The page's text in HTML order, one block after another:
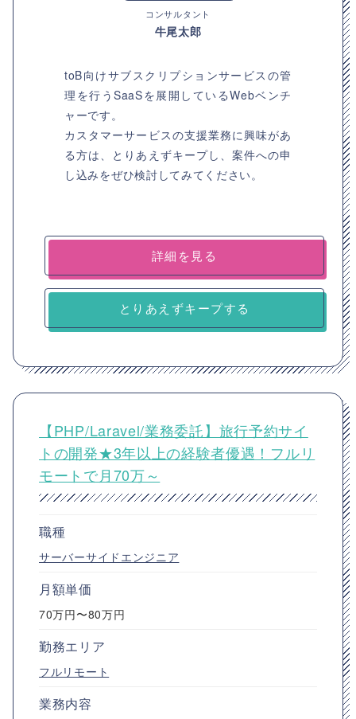
コンサルタント
牛尾太郎
toB向けサブスクリプションサービスの管
理を行うSaaSを展開しているWebベンチ
ャーです。
カスタマーサービスの支援業務に興味があ
る方は、とりあえずキープし、案件への申
し込みをぜひ検討してみてください。
詳細を見る
とりあえずキープする
【PHP/Laravel/業務委託】旅行予約サイ
トの開発★3年以上の経験者優遇！フルリ
モートで月70万～
職種
サーバーサイドエンジニア
月額単価
70万円〜80万円
勤務エリア
フルリモート
業務内容